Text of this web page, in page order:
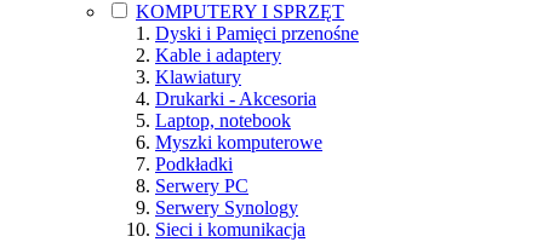
KOMPUTERY I SPRZĘT
Dyski i Pamięci przenośne
Kable i adaptery
Klawiatury
Drukarki - Akcesoria
Laptop, notebook
Myszki komputerowe
Podkładki
Serwery PC
Serwery Synology
Sieci i komunikacja